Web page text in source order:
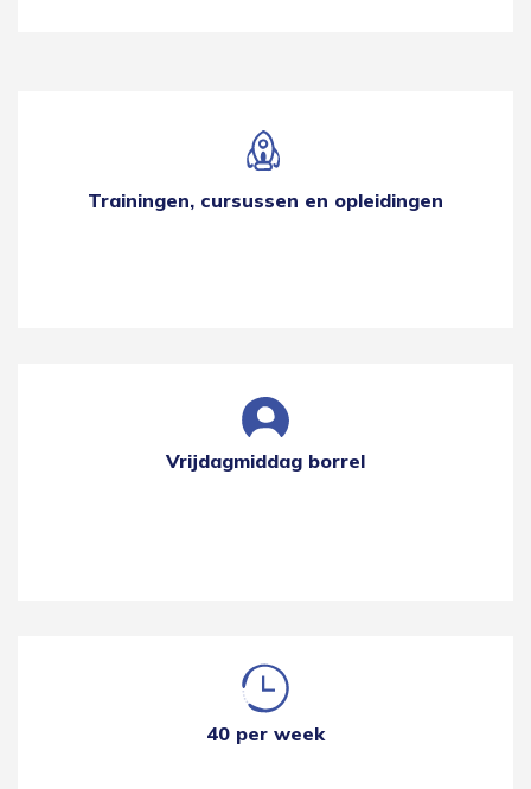
Trainingen, cursussen en opleidingen
Vrijdagmiddag borrel
40 per week